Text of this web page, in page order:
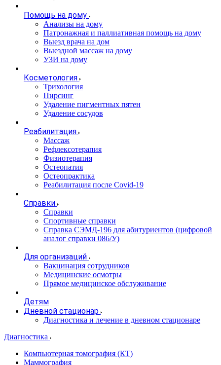
Помощь на дому
Анализы на дому
Патронажная и паллиативная помощь на дому
Выезд врача на дом
Выездной массаж на дому
УЗИ на дому
Косметология
Трихология
Пирсинг
Удаление пигментных пятен
Удаление сосудов
Реабилитация
Массаж
Рефлексотерапия
Физиотерапия
Остеопатия
Остеопрактика
Реабилитация после Covid-19
Справки
Справки
Спортивные справки
Справка СЭМД‑196 для абитуриентов (цифровой
аналог справки 086/У)
Для организаций
Вакцинация сотрудников
Медицинские осмотры
Прямое медицинское обслуживание
Детям
Дневной стационар
Диагностика и лечение в дневном стационаре
Диагностика
Компьютерная томография (КТ)
Маммография